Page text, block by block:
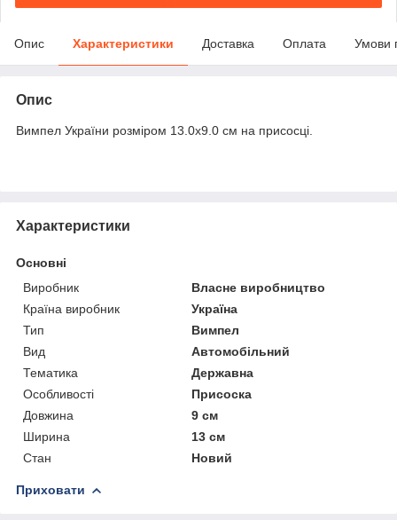
Опис Характеристики Доставка Оплата Умови
Опис
Вимпел України розміром 13.0х9.0 см на присосці.
Характеристики
Основні
Виробник
Власне виробництво
Країна виробник
Україна
Тип
Вимпел
Вид
Автомобільний
Тематика
Державна
Особливості
Присоска
Довжина
9 см
Ширина
13 см
Стан
Новий
Приховати